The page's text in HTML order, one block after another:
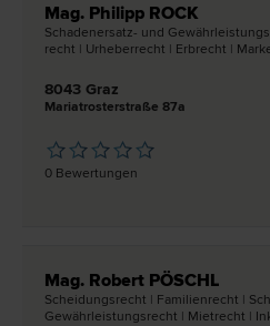
Mag. Philipp ROCK
Schadenersatz- und
recht | Urheber­recht | Erb­recht |
8043 Graz
Mariatrosterstraße 87a
0 Bewertungen
Mag. Robert PÖSCHL
Scheidungs­recht | Familien­recht |
Gewährleistungs­recht | Miet­recht |